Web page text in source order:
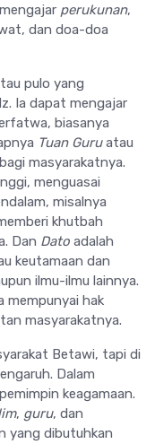
perukunan,
dan doa-doa
pulo yang
Ia dapat mengajar
biasanya
Tuan Guruatau
masyarakatnya.
menguasai
misalnya
khutbah
Dan Dato adalah
keutamaan dan
ilmu-ilmu lainnya.
mempunyai hak
masyarakatnya.
Betawi, tapi di
Dalam
keagamaan.
, guru, dan
yang dibutuhkan